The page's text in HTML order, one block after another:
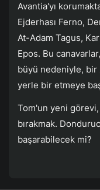
Avantia'yı
Ejderhası Ferno,
At-Adam Tagus,
Epos. Bu
büyü nedeniyle, bir
yerle bir etmeye
Tom'un yeni
bırakmak.
başarabilecek mi?